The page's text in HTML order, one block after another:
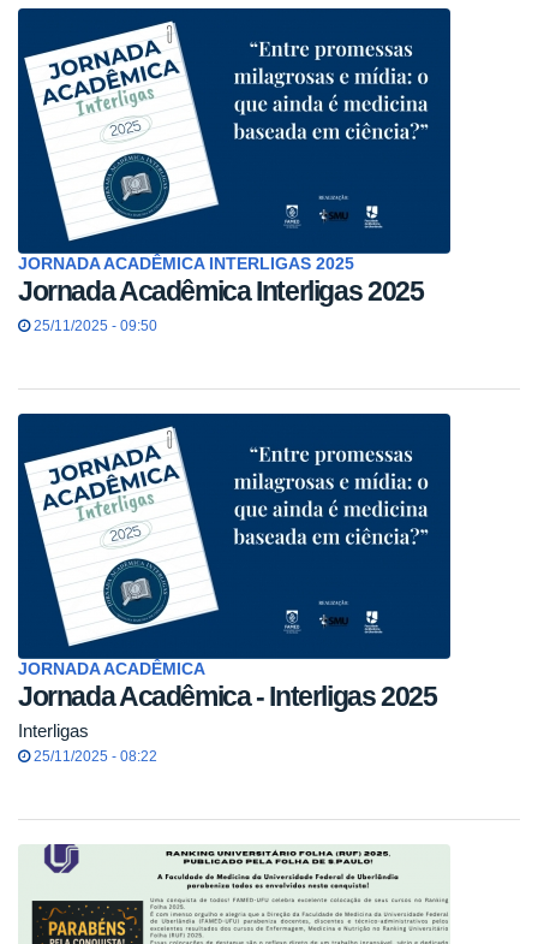
JORNADA ACADÊMICA INTERLIGAS 2025
Jornada Acadêmica Interligas 2025
25/11/2025 - 09:50
JORNADA ACADÊMICA
Jornada Acadêmica - Interligas 2025
Interligas
25/11/2025 - 08:22